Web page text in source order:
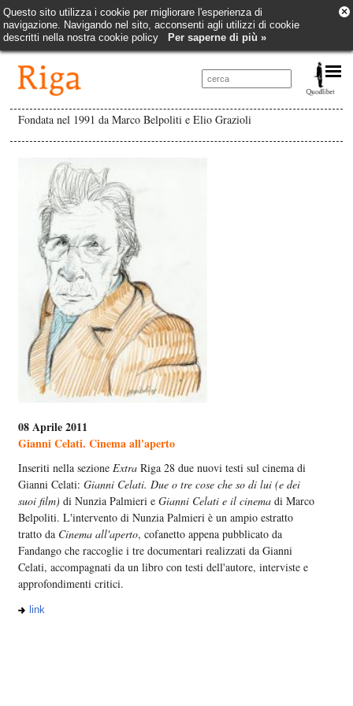
Questo sito utilizza i cookie per migliorare l'esperienza di
navigazione. Navigando nel sito, acconsenti agli utilizzi di cookie
descritti nella nostra cookie policy
Per saperne di più »
×
Fondata nel 1991 da Marco Belpoliti e Elio Grazioli
08 Aprile 2011
Gianni Celati. Cinema all'aperto
Inseriti nella sezione Extra Riga 28 due nuovi testi sul cinema di
Gianni Celati:Gianni Celati. Due o tre cose che so di lui (e dei
suoi film) di Nunzia Palmieri eGianni Celati e il cinema di Marco
Belpoliti. L'intervento di Nunzia Palmieri è un ampio estratto
tratto da Cinema all'aperto, cofanetto appena pubblicato da
Fandango che raccoglie i tre documentari realizzati da Gianni
Celati, accompagnati da un libro con testi dell'autore, interviste e
approfondimenti critici.
link